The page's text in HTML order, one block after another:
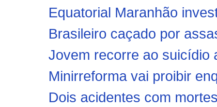
Equatorial Maranhão
Brasileiro caçado por
Jovem recorre ao suicídio
Minirreforma vai proibir
Dois acidentes com